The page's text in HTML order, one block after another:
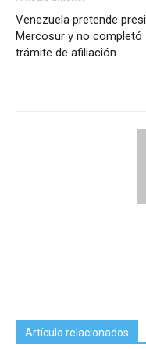
Venezuela pretende
Mercosur y no completó
trámite de afiliación
Artículo relacionados